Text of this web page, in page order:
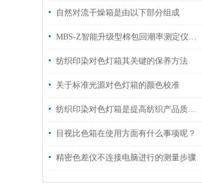
自然对流干燥箱是由以下部分组成
MBS-Z智能升级型棉包回潮率测定仪操作指南
纺织印染对色灯箱其关键的保养方法
关于标准光源对色灯箱的颜色校准
纺织印染对色灯箱是提高纺织产品质量的好帮手！
目视比色箱在使用方面有什么事项呢？
精密色差仪不连接电脑进行的测量步骤